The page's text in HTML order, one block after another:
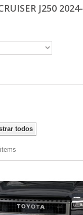
J250 2024-
todos